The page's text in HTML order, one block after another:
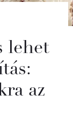
lehet
az